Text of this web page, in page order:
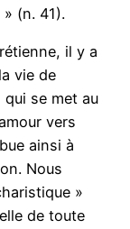
(n. 41).
il y a
vie de
qui se met au
vers
ainsi à
Nous
»
de toute